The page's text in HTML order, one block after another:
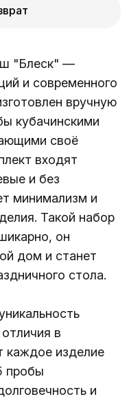
"Блеск" —
и современного
вручную
кубачинскими
своё
входят
и без
минимализм и
Такой набор
он
дом и станет
стола.
в
каждое изделие
пробы
и